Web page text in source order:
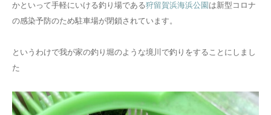
かといって手軽にいける釣り場である狩留賀浜海浜公園 は新型コロナ
の感染予防のため駐車場が閉鎖されています。
というわけで我が家の釣り堀のような境川で釣りをすることにしまし
た